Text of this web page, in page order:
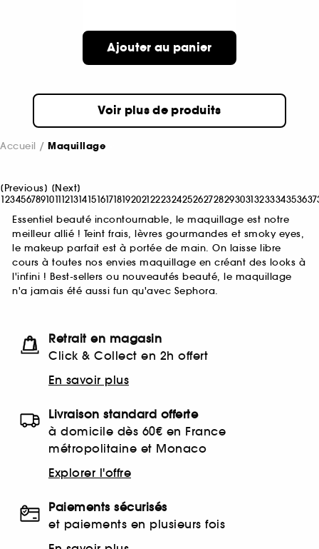
Ajouter au panier
Voir plus de produits
Accueil Maquillage
[Previous] [Next]
12345678910111213141516171819202122232425262728293031323334353637
Essentiel beauté incontournable, le maquillage est notre
meilleur allié ! Teint frais, lèvres gourmandes et smoky eyes,
le makeup parfait est à portée de main. On laisse libre
cours à toutes nos envies maquillage en créant des looks à
l'infini ! Best-sellers ou nouveautés beauté, le maquillage
n'a jamais été aussi fun qu'avec Sephora.
Retrait en magasin
Click & Collect en 2h offert
En savoir plus
Livraison standard offerte
à domicile dès 60€ en France
métropolitaine et Monaco
Explorer l'offre
Paiements sécurisés
et paiements en plusieurs fois